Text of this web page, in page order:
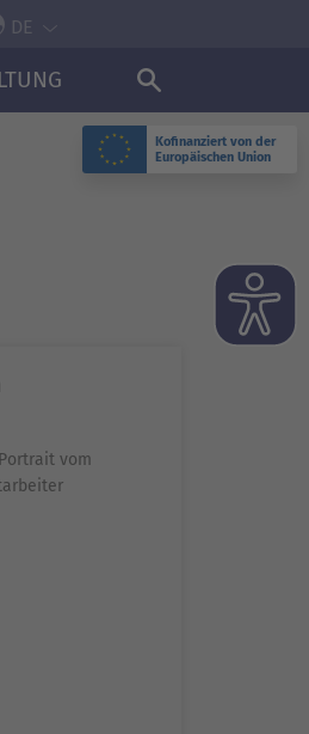
Kofinanziert von der
Europäischen Union
DE